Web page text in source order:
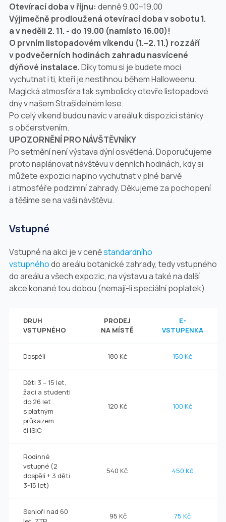
Otevírací doba v říjnu: denně 9.00–19.00
Výjimečně prodloužená otevírací doba v sobotu 1.
a v neděli 2. 11. - do 19.00 (namísto 16.00)!
O prvním listopadovém víkendu (1.–2. 11.) rozzáří
v podvečerních hodinách zahradu nasvícené
dýňové instalace.Díky tomu si je budete moci
vychutnat i ti, kteří je nestihnou během Halloweenu.
Magická atmosféra tak symbolicky otevře listopadové
dny v našem Strašidelném lese.
Po celý víkend budou navíc v areálu k dispozici stánky
s občerstvením.
UPOZORNĚNÍ PRO NÁVŠTĚVNÍKY
Po setmění není výstava dýní osvětlená. Doporučujeme
proto naplánovat návštěvu v denních hodinách, kdy si
můžete expozici naplno vychutnat v plné barvě
i atmosféře podzimní zahrady. Děkujeme za pochopení
a těšíme se na vaši návštěvu.
Vstupné
Vstupné na akci je v ceněstandardního
vstupnéhodo areálu botanické zahrady, tedy vstupného
do areálu a všech expozic, na výstavu a také na další
akce konané tou dobou (nemají-li speciální poplatek).
DRUH
VSTUPNÉHO
PRODEJ
NA MÍSTĚ
E-
VSTUPENKA
Dospělí 180 Kč 150 Kč
Děti 3 – 15 let,
žáci a studenti
do 26 let
s platným
průkazem
či ISIC
120 Kč 100 Kč
Rodinné
vstupné (2
dospělí + 3 děti
3-15 let)
540 Kč 450 Kč
Senioři nad 60
95 Kč 75 Kč